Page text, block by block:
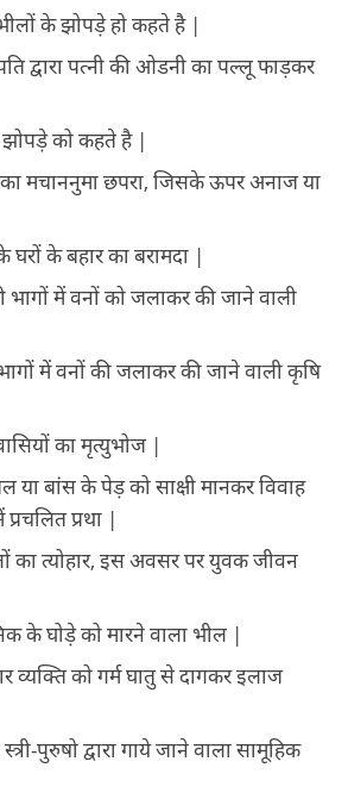
के झोपड़े हो कहते है |
द्वारा पत्नी की ओडनी का पल्लू फाड़कर
को कहते है |
मचाननुमा छपरा, जिसके ऊपर अनाज या
घरों के बहार का बरामदा |
भागों में वनों को जलाकर की जाने वाली
में वनों की जलाकर की जाने वाली कृषि
का मृत्युभोज |
या बांस के पेड़ को साक्षी मानकर विवाह
प्रथा |
का त्योहार, इस अवसर पर युवक जीवन
के घोड़े को मारने वाला भील |
व्यक्ति को गर्म घातु से दागकर इलाज
पुरुषो द्वारा गाये जाने वाला सामूहिक